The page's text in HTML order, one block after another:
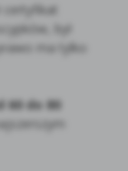
był
ma tylko
60 do 80